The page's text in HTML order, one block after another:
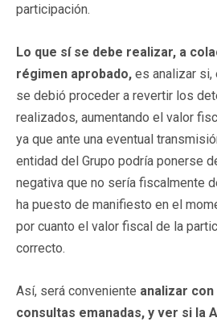
participación.
Lo que sí se debe realizar, a
régimen aprobado, es analizar si,
se debió proceder a revertir los
realizados, aumentando el valor
ya que ante una eventual
entidad del Grupo podría ponerse
negativa que no sería fiscalmente
ha puesto de manifiesto en el
por cuanto el valor fiscal de la
correcto.
Así, será conveniente analizar
consultas emanadas, y ver si la